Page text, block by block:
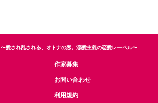
〜愛され乱される、オトナの恋。溺愛主義の恋愛レーベル〜
作家募集
お問い合わせ
利用規約